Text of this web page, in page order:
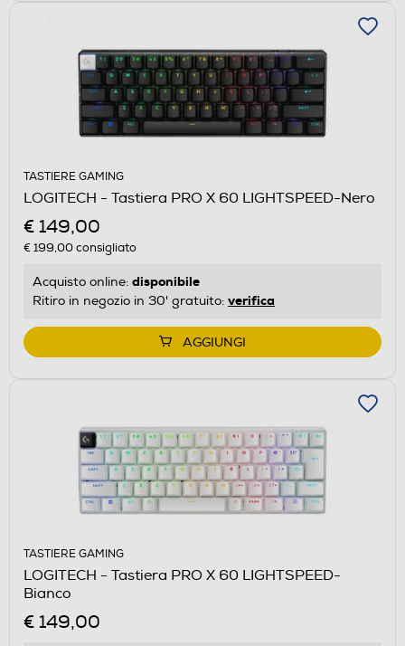
TASTIERE GAMING
LOGITECH - Tastiera PRO X 60 LIGHTSPEED-Nero
€ 149,00
€ 199,00consigliato
Acquisto online: disponibile
Ritiro in negozio in 30' gratuito: verifica
AGGIUNGI
TASTIERE GAMING
LOGITECH - Tastiera PRO X 60 LIGHTSPEED-
Bianco
€ 149,00